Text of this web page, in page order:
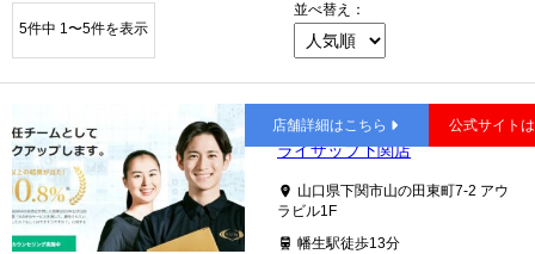
5件中 1〜5件を表示
並べ替え：
幡生
ライザップ下関店
山口県下関市山の田東町7-2 アウ
ラビル1F
幡生駅徒歩13分
店舗詳細はこちら 公式サイト